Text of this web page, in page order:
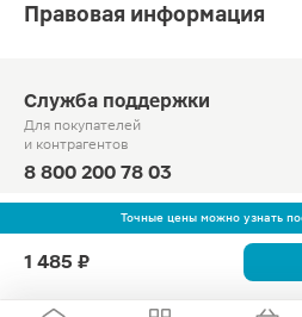
Точные цены можно узнать
1 485 ₽
Правовая информация
Служба поддержки
Для покупателей
и контрагентов
8 800 200 78 03
Круглосуточно, звонок по России
© Официальный сайт сети «Магнит».